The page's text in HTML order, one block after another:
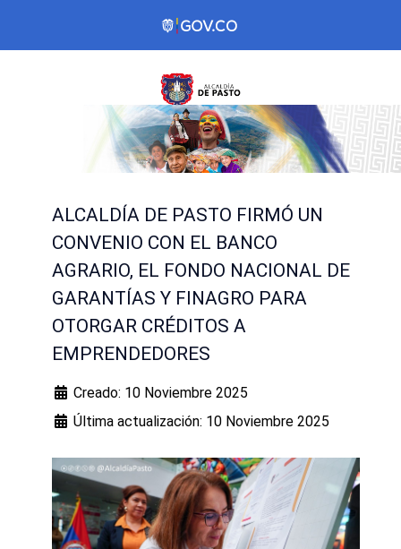
ALCALDÍA DE PASTO FIRMÓ UN
CONVENIO CON EL BANCO
AGRARIO, EL FONDO NACIONAL DE
GARANTÍAS Y FINAGRO PARA
OTORGAR CRÉDITOS A
EMPRENDEDORES
Creado: 10 Noviembre 2025
Última actualización: 10 Noviembre 2025